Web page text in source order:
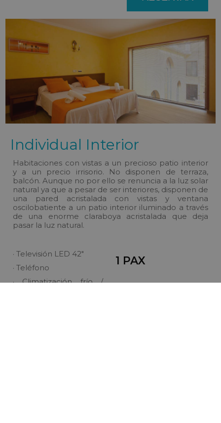
Individual Interior
Habitaciones con vistas a un precioso patio interior
y a un precio irrisorio. No disponen de terraza,
balcón. Aunque no por ello se renuncia a la luz solar
natural ya que a pesar de ser interiores, disponen de
una pared acristalada con vistas y ventana
oscilobatiente a un patio interior iluminado a través
de una enorme claraboya acristalada que deja
pasar la luz natural.
· Televisión LED 42"
· Teléfono
· Climatización frío /
1 PAX